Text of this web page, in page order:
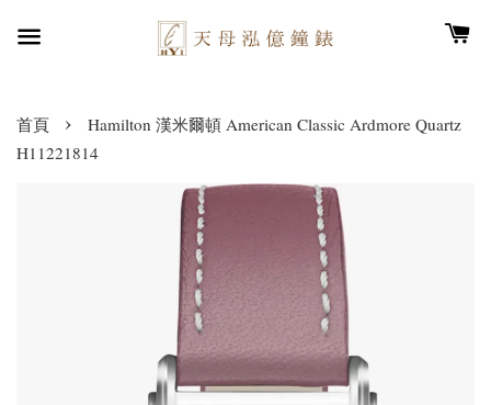
首頁 ›
Hamilton 漢米爾頓 American Classic Ardmore Quartz
H11221814